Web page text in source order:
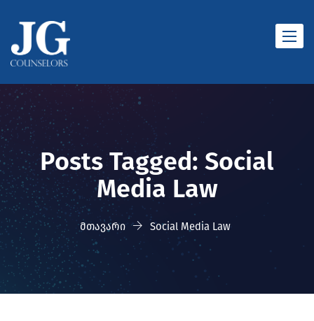
Toggle
Posts Tagged: Social
Media Law
მთავარი Social Media Law